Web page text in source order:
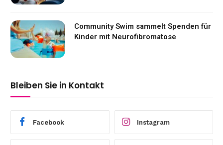
Community Swim sammelt Spenden für
Kinder mit Neurofibromatose
Bleiben Sie in Kontakt
Facebook Instagram